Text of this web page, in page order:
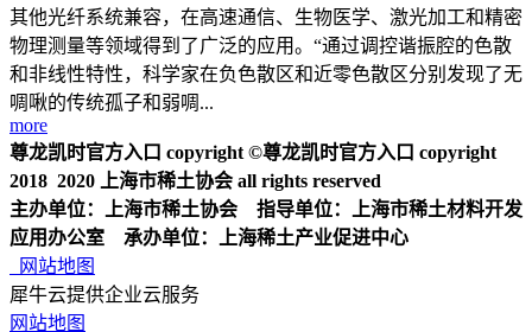
其他光纤系统兼容，在高速通信、生物医学、激光加工和精密
物理测量等领域得到了广泛的应用。“通过调控谐振腔的色散
和非线性特性，科学家在负色散区和近零色散区分别发现了无
啁啾的传统孤子和弱啁...
more
尊龙凯时官方入口 copyright ©尊龙凯时官方入口 copyright
2018 2020 上海市稀土协会 all rights reserved
主办单位：上海市稀土协会 指导单位：上海市稀土材料开发
应用办公室 承办单位：上海稀土产业促进中心
网站地图
犀牛云提供企业云服务
网站地图